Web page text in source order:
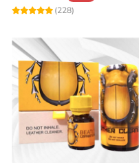
(228)